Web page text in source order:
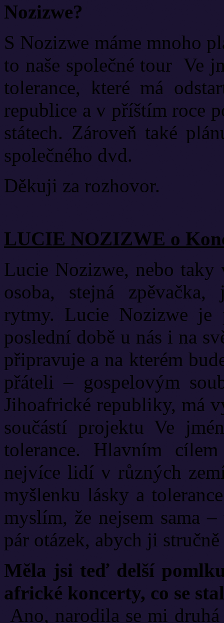
Nozizwe?
S Nozizwe máme mnoho
to naše společné tour Ve
tolerance, které má
republice a v příštím roce
státech. Zároveň také
společného dvd.
Děkuji za rozhovor.
LUCIE NOZIZWE o
Lucie Nozizwe, nebo
osoba, stejná
rytmy. Lucie Nozizwe je
poslední době u nás i na
připravuje a na kterém
přáteli – gospelovým
Jihoafrické republiky, má
součástí projektu Ve
tolerance. Hlavním
nejvíce lidí v různých
myšlenku lásky a
myslím, že nejsem sama
pár otázek, abych ji
Měla jsi teď delší
africké koncerty, co se
Ano, narodila se mi